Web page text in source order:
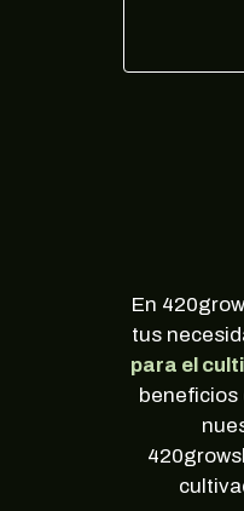
En
tus
para el
beneficios